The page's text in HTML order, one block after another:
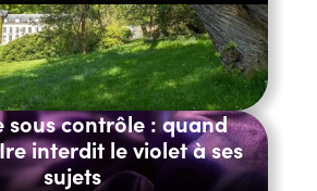
sous contrôle : quand
interdit le violet à ses
sujets